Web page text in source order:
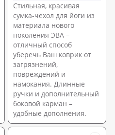
Стильная, красивая
сумка-чехол для йоги из
материала нового
поколения ЭВА –
отличный способ
уберечь Ваш коврик от
загрязнений,
повреждений и
намокания. Длинные
ручки и дополнительный
боковой карман –
удобные дополнения.